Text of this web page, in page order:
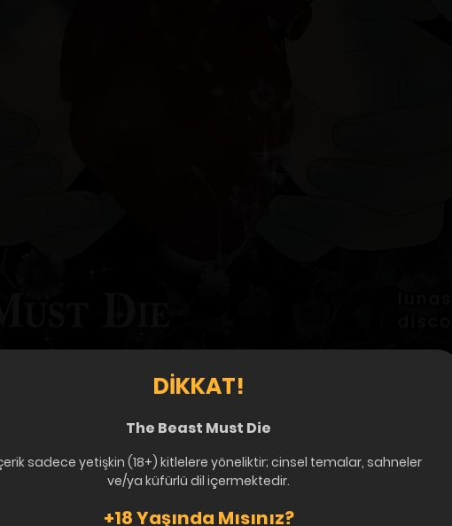
DIKKAT!
The Beast Must Die
sadece yetişkin (18+) kitlelere yöneliktir; cinsel temalar, sahneler
ve/ya küfürlü dil içermektedir.
+18 Yaşında Mısınız?